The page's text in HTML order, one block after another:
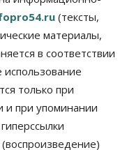
(тексты,
материалы,
в соответствии
только при
и при упоминании